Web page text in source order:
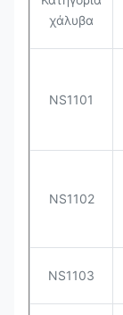
χάλυβα
NS1101
NS1102
NS1103